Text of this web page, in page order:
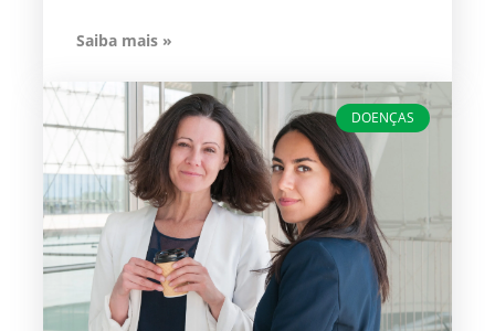
Saiba mais »
DOENÇAS